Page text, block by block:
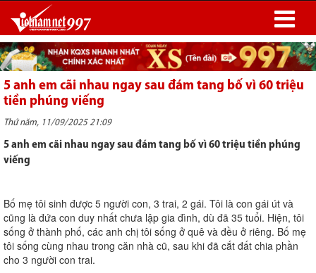
5 anh em cãi nhau ngay sau đám tang bố vì 60 triệu
tiền phúng viếng
Thứ năm, 11/09/2025 21:09
5 anh em cãi nhau ngay sau đám tang bố vì 60 triệu tiền phúng
viếng
Bố mẹ tôi sinh được 5 người con, 3 trai, 2 gái. Tôi là con gái út và
cũng là đứa con duy nhất chưa lập gia đình, dù đã 35 tuổi. Hiện, tôi
sống ở thành phố, các anh chị tôi sống ở quê và đều ở riêng. Bố mẹ
tôi sống cùng nhau trong căn nhà cũ, sau khi đã cắt đất chia phần
cho 3 người con trai.